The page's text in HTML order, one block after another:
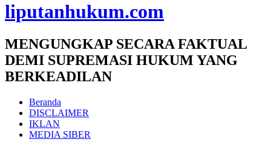
liputanhukum.com
MENGUNGKAP SECARA FAKTUAL
DEMI SUPREMASI HUKUM YANG
BERKEADILAN
Beranda
DISCLAIMER
IKLAN
MEDIA SIBER